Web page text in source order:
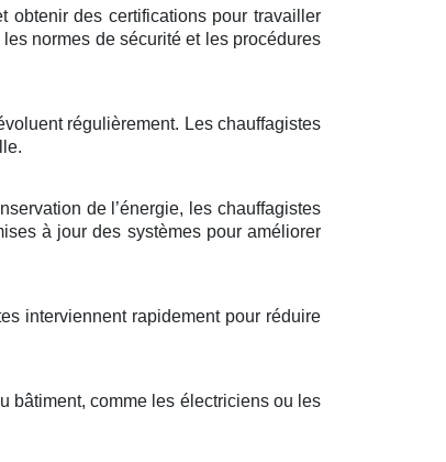
obtenir des certifications pour travailler
normes de sécurité et les procédures
régulièrement. Les chauffagistes
de l’énergie, les chauffagistes
à jour des systèmes pour améliorer
interviennent rapidement pour réduire
bâtiment, comme les électriciens ou les